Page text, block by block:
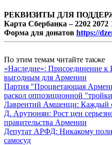
РЕКВИЗИТЫ ДЛЯ
Карта Сбербанка – 2202 2072
Форма для донатов https://
По этим темам читайте также
«Наследие»: Присоединение
выгодным для Армении
Партия "Процветающая
раскол оппозиционной
Лаврентий Амшенци: Каждый
Д. Арутюнян: Рост цен
правительства Армении
Депутат АРФД: Никакому
самосуд